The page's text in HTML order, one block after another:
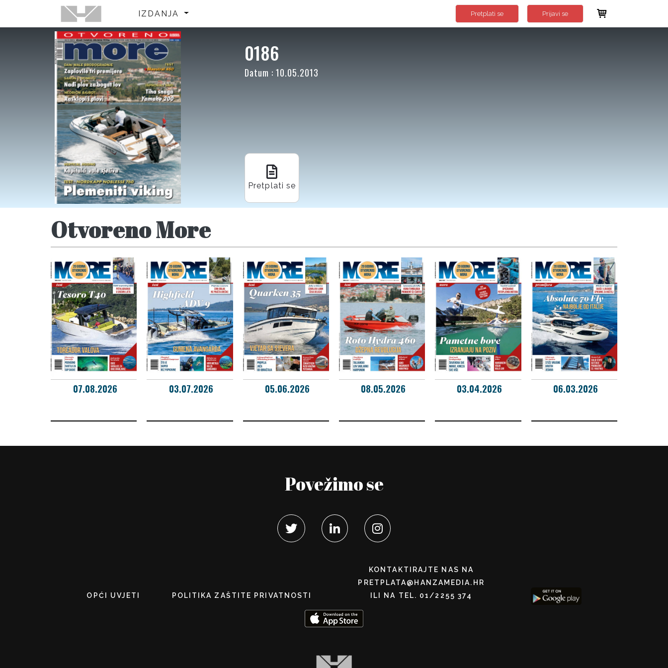
IZDANJA Pretplati se Prijavi se
0186
Datum : 10.05.2013
Pretplati se
Otvoreno More
07.08.2026 03.07.2026 05.06.2026 08.05.2026 03.04.2026 06.03.2026
Povežimo se
OPĆI UVJETI POLITIKA ZAŠTITE PRIVATNOSTI
KONTAKTIRAJTE NAS NA
PRETPLATA@HANZAMEDIA.HR
ILI NA TEL. 01/2255 374